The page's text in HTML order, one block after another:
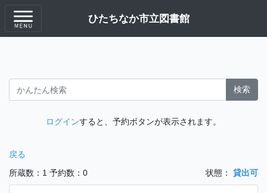
ひたちなか市立図書館
検索
ログインすると、予約ボタンが表示されます。
戻る
所蔵数：1 予約数：0 状態： 貸出可